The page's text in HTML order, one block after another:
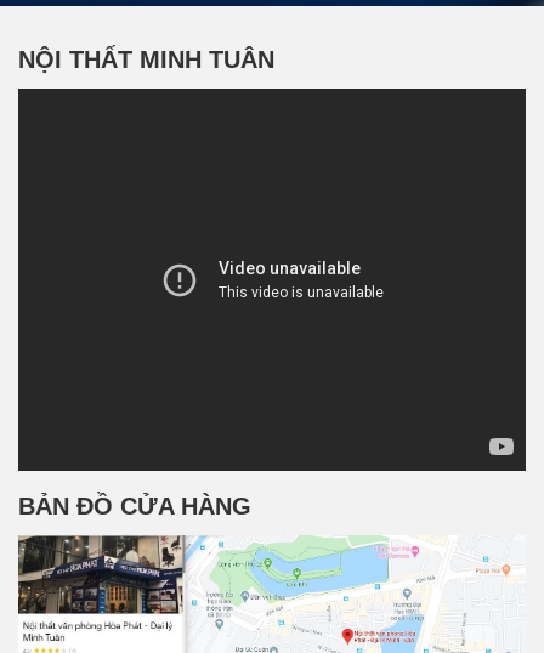
NỘI THẤT MINH TUÂN
BẢN ĐỒ CỬA HÀNG